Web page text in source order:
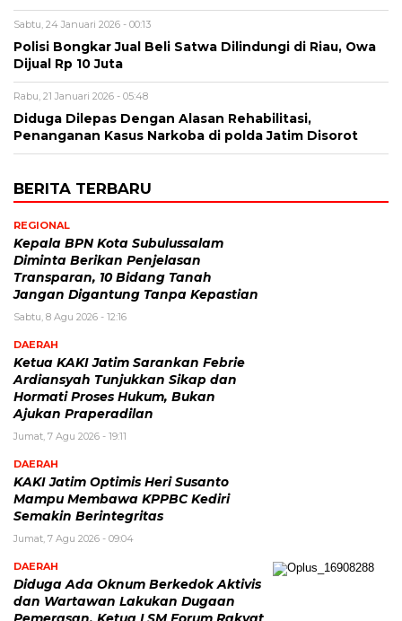
Sabtu, 24 Januari 2026 - 00:13
Polisi Bongkar Jual Beli Satwa Dilindungi di Riau, Owa
Dijual Rp 10 Juta
Rabu, 21 Januari 2026 - 05:48
Diduga Dilepas Dengan Alasan Rehabilitasi,
Penanganan Kasus Narkoba di polda Jatim Disorot
BERITA TERBARU
REGIONAL
Kepala BPN Kota Subulussalam
Diminta Berikan Penjelasan
Transparan, 10 Bidang Tanah
Jangan Digantung Tanpa Kepastian
Sabtu, 8 Agu 2026 - 12:16
DAERAH
Ketua KAKI Jatim Sarankan Febrie
Ardiansyah Tunjukkan Sikap dan
Hormati Proses Hukum, Bukan
Ajukan Praperadilan
Jumat, 7 Agu 2026 - 19:11
DAERAH
KAKI Jatim Optimis Heri Susanto
Mampu Membawa KPPBC Kediri
Semakin Berintegritas
Jumat, 7 Agu 2026 - 09:04
DAERAH
Diduga Ada Oknum Berkedok Aktivis
dan Wartawan Lakukan Dugaan